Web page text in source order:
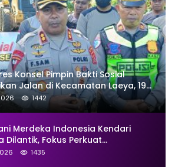
Konsel Pimpin Bakti Sosial
Jalan di Kecamatan Laeya, 19
Siap Ditambal
1442
Merdeka Indonesia Kendari
Dilantik, Fokus Perkuat
1435